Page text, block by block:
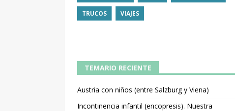
TRUCOS VIAJES
TEMARIO RECIENTE
Austria con niños (entre Salzburg y Viena)
Incontinencia infantil (encopresis). Nuestra